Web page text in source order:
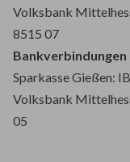
Volksbank
8515 07
Sparkasse Gießen:
Volksbank
05